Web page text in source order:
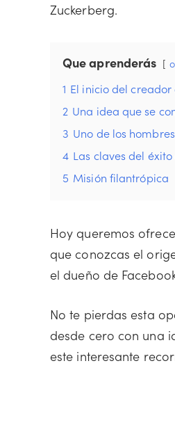
Zuckerberg.
Que aprenderás
1 El inicio del
2 Una idea que se
3 Uno de los
4 Las claves del
5 Misión filantrópica
Hoy queremos
que conozcas el
el dueño de
No te pierdas esta
desde cero con una
este interesante